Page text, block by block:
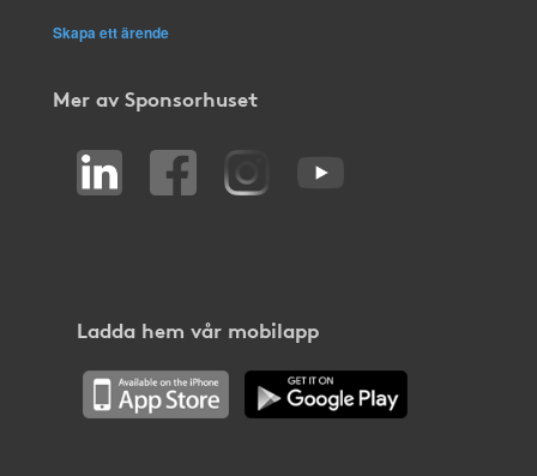
Skapa ett ärende
Mer av Sponsorhuset
Ladda hem vår mobilapp